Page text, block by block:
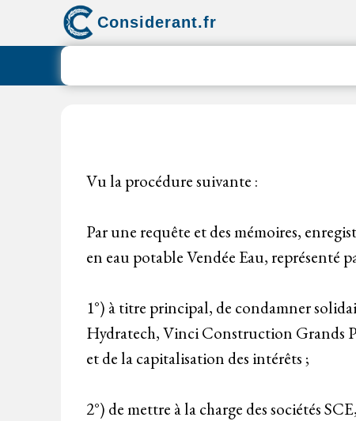
Considerant.fr
Vu la procédure suivante :
Par une requête et des mémoires,
en eau potable Vendée Eau, représenté
1°) à titre principal, de condamner
Hydratech, Vinci Construction Grands
et de la capitalisation des intérêts ;
2°) de mettre à la charge des sociétés